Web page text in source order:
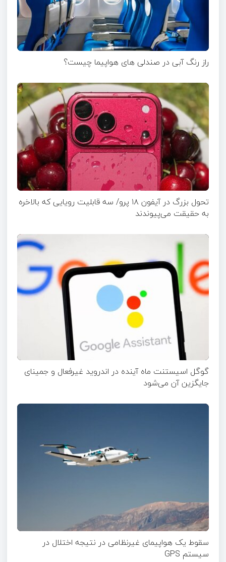
راز رنگ آبی در صندلی های هواپیما چیست؟
تحول بزرگ در آیفون ۱۸ پرو/ سه قابلیت رویایی که بالاخره
به حقیقت می‌پیوندند
گوگل اسیستنت ماه آینده در اندروید غیرفعال و جمینای
جایگزین آن می‌شود
سقوط یک هواپیمای غیرنظامی در نتیجه اختلال در
سیستم‌ GPS